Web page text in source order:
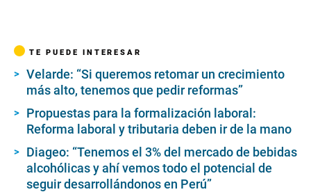
TE PUEDE INTERESAR
Velarde: “Si queremos retomar un crecimiento
más alto, tenemos que pedir reformas”
Propuestas para la formalización laboral:
Reforma laboral y tributaria deben ir de la mano
Diageo: “Tenemos el 3% del mercado de bebidas
alcohólicas y ahí vemos todo el potencial de
seguir desarrollándonos en Perú”